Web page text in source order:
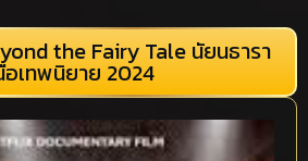
the Fairy Tale นัยนธารา
อเทพนิยาย 2024